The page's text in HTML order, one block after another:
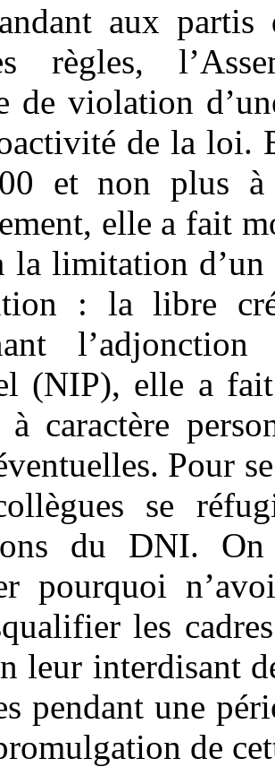
aux
règles,
de violation
de la loi.
et non plus à
elle a fait
la limitation d’un
: la libre
(NIP), elle a
à caractère
Pour
se
du DNI.
pourquoi
les
leur interdisant
pendant une
de